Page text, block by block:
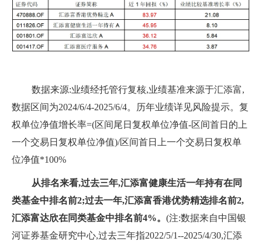
数据来源:业绩经托管行复核,业绩基准来源于汇添富,
数据区间为2024/6/4-2025/6/4。历年业绩详见风险提示。复
权单位净值增长率=(区间尾日复权单位净值-区间首日的上
一个交易日复权单位净值)/区间首日上一个交易日复权单
位净值*100%
从排名来看,过去三年,汇添富健康生活一年持有在同
类基金中排名前2;过去一年,汇添富香港优势精选排名前2,
汇添富达欣在同类基金中排名前4%。 (注:数据来自中国银
河证券基金研究中心,过去三年指2022/5/1--2025/4/30,汇添